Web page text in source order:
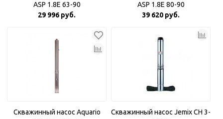
ASP 1.8Е 63-90
29 996 руб.
ASP 1.8E 80-90
39 620 руб.
Скважинный насос Aquario
Скважинный насос Jemix CH 3-